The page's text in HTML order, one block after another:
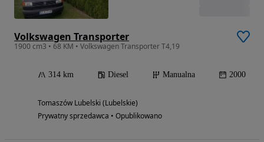
Volkswagen Transporter
1900 cm3 • 68 KM • Volkswagen Transporter T4,19
314 km Diesel Manualna 2000
Tomaszów Lubelski (Lubelskie)
Prywatny sprzedawca • Opublikowano